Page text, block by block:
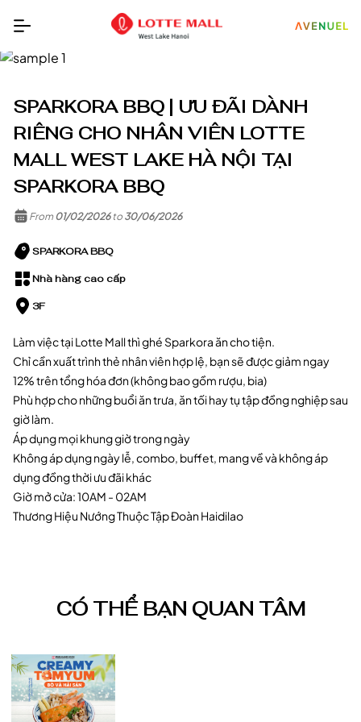
SPARKORA BBQ | ƯU ĐÃI DÀNH
RIÊNG CHO NHÂN VIÊN LOTTE
MALL WEST LAKE HÀ NỘI TẠI
SPARKORA BBQ
From01/02/2026to 30/06/2026
SPARKORA BBQ
Nhà hàng cao cấp
3F
Làm việc tại Lotte Mall thì ghé Sparkora ăn cho tiện.
Chỉ cần xuất trình thẻ nhân viên hợp lệ, bạn sẽ được giảm ngay
12% trên tổng hóa đơn (không bao gồm rượu, bia)
Phù hợp cho những buổi ăn trưa, ăn tối hay tụ tập đồng nghiệp sau
giờ làm.
Áp dụng mọi khung giờ trong ngày
Không áp dụng ngày lễ, combo, buffet, mang về và không áp
dụng đồng thời ưu đãi khác
Giờ mở cửa: 10AM - 02AM
Thương Hiệu Nướng Thuộc Tập Đoàn Haidilao
CÓ THỂ BẠN QUAN TÂM